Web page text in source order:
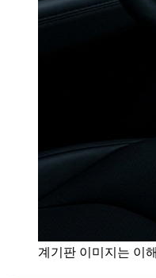
계기판 이미지는 이